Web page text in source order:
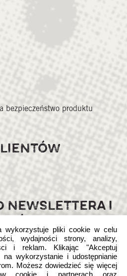
bezpieczeństwo produktu
NEWSLETTERA I
wykorzystuje pliki cookie w celu
wydajności strony, analizy,
i reklam. Klikając "Akceptuj
wykorzystanie i udostępnianie
Możesz dowiedzieć się więcej
cookie i partnerach oraz